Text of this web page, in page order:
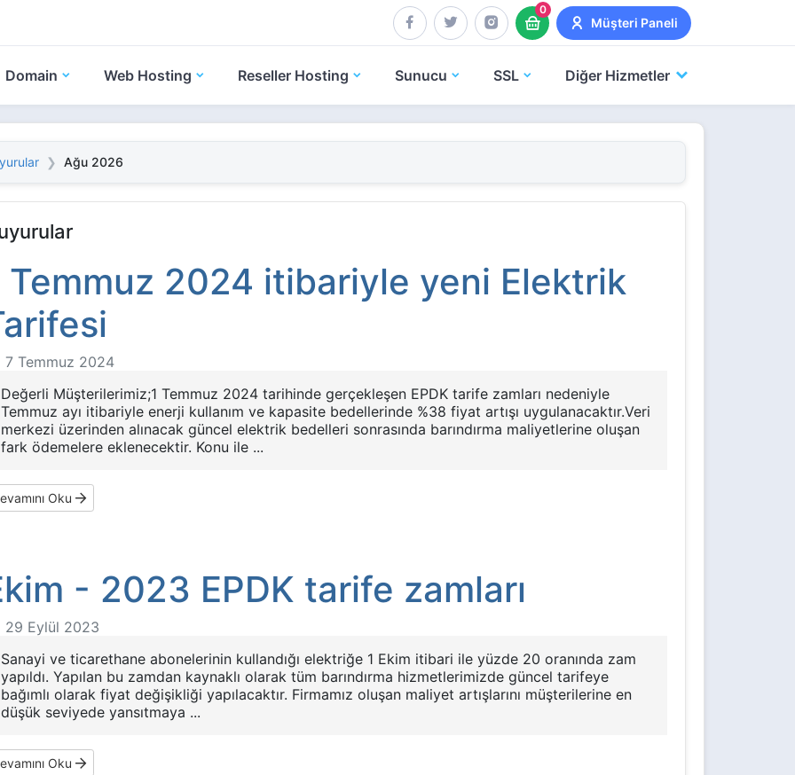
0
Müşteri Paneli
Domain Web Hosting Reseller Hosting Sunucu SSL Diğer Hizmetler
Ağu 2026
Temmuz 2024 itibariyle yeni Elektrik
7 Temmuz 2024
Değerli Müşterilerimiz;1 Temmuz 2024 tarihinde gerçekleşen EPDK tarife zamları nedeniyle
Temmuz ayı itibariyle enerji kullanım ve kapasite bedellerinde %38 fiyat artışı uygulanacaktır.Veri
merkezi üzerinden alınacak güncel elektrik bedelleri sonrasında barındırma maliyetlerine oluşan
fark ödemelere eklenecektir. Konu ile ...
Oku
- 2023 EPDK tarife zamları
29 Eylül 2023
Sanayi ve ticarethane abonelerinin kullandığı elektriğe 1 Ekim itibari ile yüzde 20 oranında zam
yapıldı. Yapılan bu zamdan kaynaklı olarak tüm barındırma hizmetlerimizde güncel tarifeye
bağımlı olarak fiyat değişikliği yapılacaktır. Firmamız oluşan maliyet artışlarını müşterilerine en
düşük seviyede yansıtmaya ...
Oku